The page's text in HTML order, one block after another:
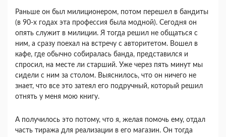
Раньше он был милиционером, потом перешел в бандиты
(в 90-х годах эта профессия была мод­ной). Сегодня он
опять служит в милиции. Я тогда решил не общаться с
ним, а сразу поехал на встре­чу с авторитетом. Вошел в
кафе, где обычно соби­ралась банда, представился и
спросил, на месте ли старший. Уже через пять минут мы
сидели с ним за столом. Выяснилось, что он ничего не
знает, что все это затеял его подручный, который решил
отнять у меня мою книгу.
А получилось это пото­му, что я, желая помочь ему, отдал
часть тиража для реализации в его магазин. Он тогда